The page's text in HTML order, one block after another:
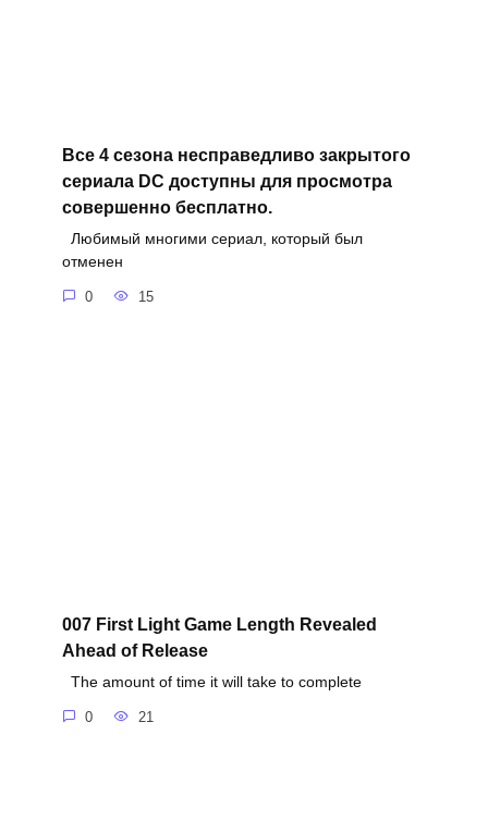
Все 4 сезона несправедливо закрытого
сериала DC доступны для просмотра
совершенно бесплатно.
Любимый многими сериал, который был
отменен
0 15
007 First Light Game Length Revealed
Ahead of Release
The amount of time it will take to complete
0 21